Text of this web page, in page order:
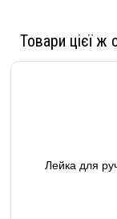
Товари цієї ж
Лейка для